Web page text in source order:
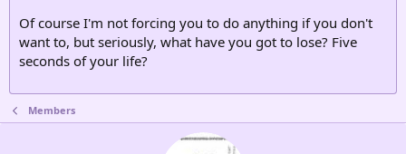
Of course I'm not forcing you to do anything if you don't
want to, but seriously, what have you got to lose? Five
seconds of your life?
Members